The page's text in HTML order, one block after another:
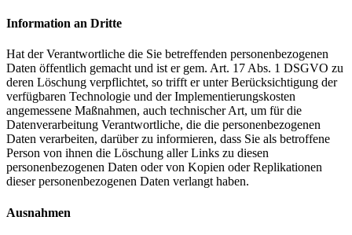
Information an Dritte
Hat der Verantwortliche die Sie betreffenden personenbezogenen
Daten öffentlich gemacht und ist er gem. Art. 17 Abs. 1 DSGVO zu
deren Löschung verpflichtet, so trifft er unter Berücksichtigung der
verfügbaren Technologie und der Implementierungskosten
angemessene Maßnahmen, auch technischer Art, um für die
Datenverarbeitung Verantwortliche, die die personenbezogenen
Daten verarbeiten, darüber zu informieren, dass Sie als betroffene
Person von ihnen die Löschung aller Links zu diesen
personenbezogenen Daten oder von Kopien oder Replikationen
dieser personenbezogenen Daten verlangt haben.
Ausnahmen